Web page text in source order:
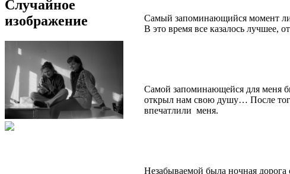
Случайное
изображение
Самый запоминающийся момент
В это время все казалось лучшее,
Самой запоминающейся для меня
открыл нам свою душу… После
впечатлили меня.
Незабываемой была ночная